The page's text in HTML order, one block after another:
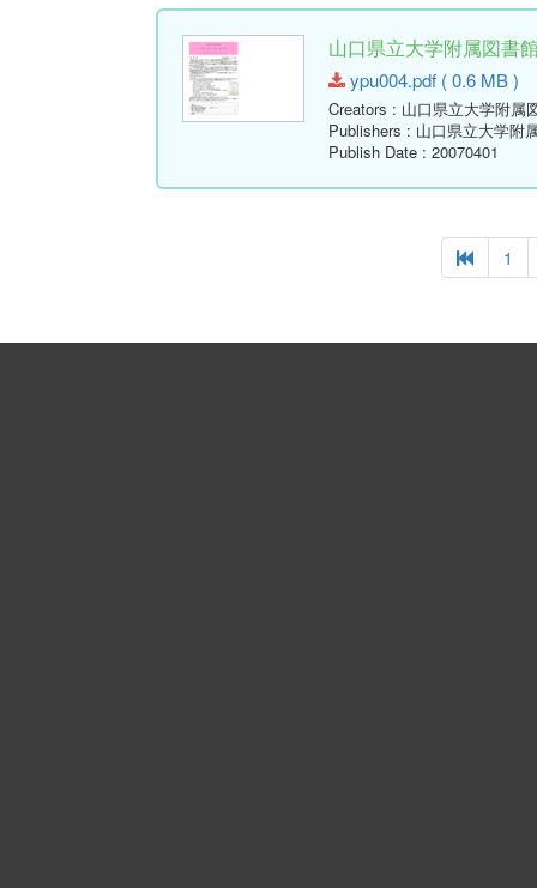
山口県立大学附属図書
ypu004.pdf ( 0.6 MB )
Creators : 山口県立大学附属
Publishers : 山口県立大学附
Publish Date : 20070401
1